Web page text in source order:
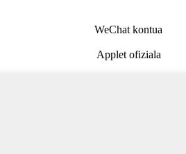
WeChat kontua
Applet ofiziala